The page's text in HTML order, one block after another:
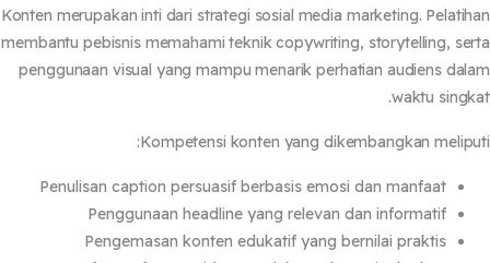
Konten merupakan inti dari strategi sosial media marketing.
membantu pebisnis memahami teknik copywriting, storytelling,
penggunaan visual yang mampu menarik perhatian audiens
waktu
Kompetensi konten yang dikembangkan
Penulisan caption persuasif berbasis emosi dan manfaat
Penggunaan headline yang relevan dan informatif
Pengemasan konten edukatif yang bernilai praktis